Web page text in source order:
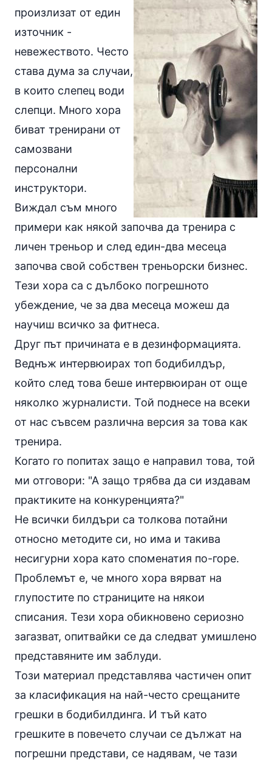
произлизат от един
източник -
невежеството. Често
става дума за случаи,
в които слепец води
слепци. Много хора
биват тренирани от
самозвани
персонални
инструктори.
Виждал съм много
примери как някой започва да тренира с
личен треньор и след един-два месеца
започва свой собствен треньорски бизнес.
Тези хора са с дълбоко погрешното
убеждение, че за два месеца можеш да
научиш всичко за фитнеса.
Друг път причината е в дезинформацията.
Веднъж интервюирах топ бодибилдър,
който след това беше интервюиран от още
няколко журналисти. Той поднесе на всеки
от нас съвсем различна версия за това как
тренира.
Когато го попитах защо е направил това, той
ми отговори: "А защо трябва да си издавам
практиките на конкуренцията?"
Не всички билдъри са толкова потайни
относно методите си, но има и такива
несигурни хора като споменатия по-горе.
Проблемът е, че много хора вярват на
глупостите по страниците на някои
списания. Тези хора обикновено сериозно
загазват, опитвайки се да следват умишлено
представяните им заблуди.
Този материал представлява частичен опит
за класификация на най-често срещаните
грешки в бодибилдинга. И тъй като
грешките в повечето случаи се дължат на
погрешни представи, се надявам, че тази